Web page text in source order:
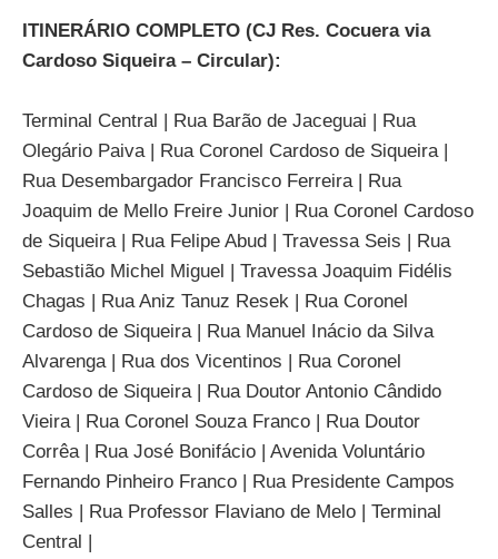
ITINERÁRIO COMPLETO (CJ Res. Cocuera via
Cardoso Siqueira – Circular):
Terminal Central | Rua Barão de Jaceguai | Rua
Olegário Paiva | Rua Coronel Cardoso de Siqueira |
Rua Desembargador Francisco Ferreira | Rua
Joaquim de Mello Freire Junior | Rua Coronel Cardoso
de Siqueira | Rua Felipe Abud | Travessa Seis | Rua
Sebastião Michel Miguel | Travessa Joaquim Fidélis
Chagas | Rua Aniz Tanuz Resek | Rua Coronel
Cardoso de Siqueira | Rua Manuel Inácio da Silva
Alvarenga | Rua dos Vicentinos | Rua Coronel
Cardoso de Siqueira | Rua Doutor Antonio Cândido
Vieira | Rua Coronel Souza Franco | Rua Doutor
Corrêa | Rua José Bonifácio | Avenida Voluntário
Fernando Pinheiro Franco | Rua Presidente Campos
Salles | Rua Professor Flaviano de Melo | Terminal
Central |